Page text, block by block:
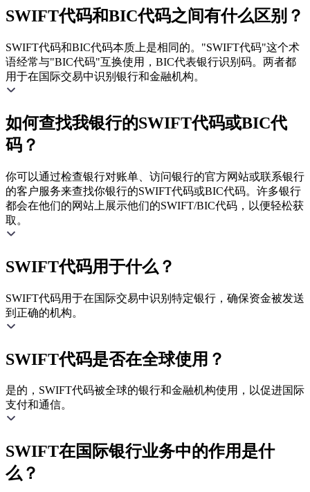
SWIFT代码和BIC代码之间有什么区别？
SWIFT代码和BIC代码本质上是相同的。"SWIFT代码"这个术
语经常与"BIC代码"互换使用，BIC代表银行识别码。两者都
用于在国际交易中识别银行和金融机构。
如何查找我银行的SWIFT代码或BIC代
码？
你可以通过检查银行对账单、访问银行的官方网站或联系银行
的客户服务来查找你银行的SWIFT代码或BIC代码。许多银行
都会在他们的网站上展示他们的SWIFT/BIC代码，以便轻松获
取。
SWIFT代码用于什么？
SWIFT代码用于在国际交易中识别特定银行，确保资金被发送
到正确的机构。
SWIFT代码是否在全球使用？
是的，SWIFT代码被全球的银行和金融机构使用，以促进国际
支付和通信。
SWIFT在国际银行业务中的作用是什
么？